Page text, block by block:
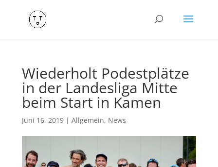
Wiederholt Podestplätze
in der Landesliga Mitte
beim Start in Kamen
Juni 16, 2019| Allgemein, News